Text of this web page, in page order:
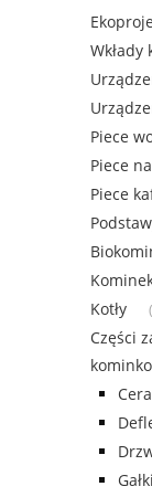
Piece
Piece
Piece
Kotły
Części